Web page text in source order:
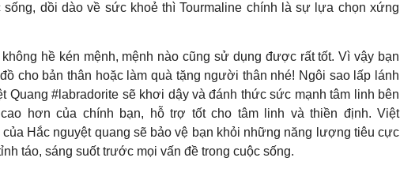
dồi dào về sức khoẻ thì Tourmaline chính là sự lựa chọn xứng
hề kén mệnh, mệnh nào cũng sử dụng được rất tốt. Vì vậy bạn
cho bản thân hoặc làm quà tặng người thân nhé! Ngôi sao lấp lánh
Quang #labradorite sẽ khơi dậy và đánh thức sức mạnh tâm linh bên
hơn của chính bạn, hỗ trợ tốt cho tâm linh và thiền định. Việt
Hắc nguyệt quang sẽ bảo vệ bạn khỏi những năng lượng tiêu cực
táo, sáng suốt trước mọi vấn đề trong cuộc sống.